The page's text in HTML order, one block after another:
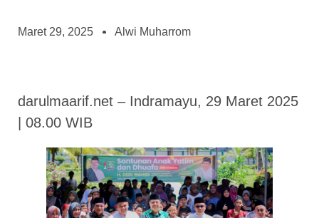
Maret 29, 2025 Alwi Muharrom
darulmaarif.net – Indramayu, 29 Maret 2025
| 08.00 WIB